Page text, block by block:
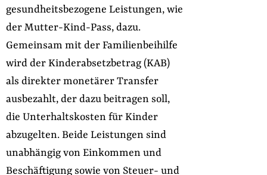
gesundheitsbezogene Leistungen, wie
der Mutter-Kind-Pass, dazu.
Gemeinsam mit der Familienbeihilfe
wird der Kinderabsetzbetrag (KAB)
als direkter monetärer Transfer
ausbezahlt, der dazu beitragen soll,
die Unterhaltskosten für Kinder
abzugelten. Beide Leistungen sind
unabhängig von Einkommen und
Beschäftigung sowie von Steuer- und